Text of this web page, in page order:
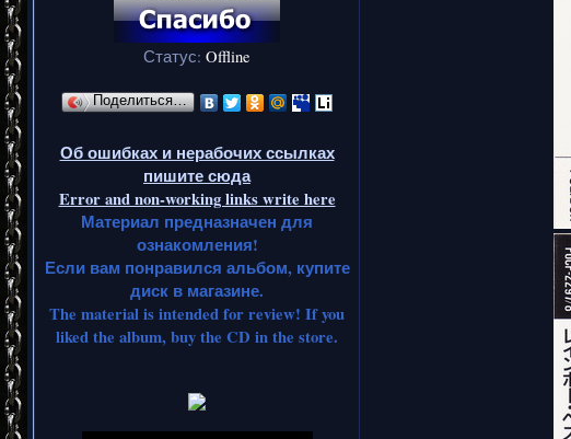
Статус: Offline
Поделиться…
Об ошибках и нерабочих ссылках
пишите сюда
Error and non-working links write here
Материал предназначен для
ознакомления!
Если вам понравился альбом, купите
диск в магазине.
The material is intended for review! If you
liked the album, buy the CD in the store.